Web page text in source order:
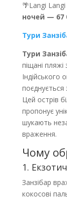
🌴Langi
ночей — 67
Тури
Тури
піщані
Цей острів
пропонує
шукають
враження.
Чому
1.
Занзібар
кокосові